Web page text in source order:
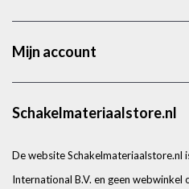
Mijn account
Schakelmateriaalstore.nl
De website Schakelmateriaalstore.nl
International B.V. en geen webwinkel